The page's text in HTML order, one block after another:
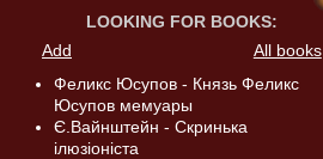
LOOKING FOR BOOKS:
Add
All books
Феликс Юсупов - Князь Феликс
Юсупов мемуары
Є.Вайнштейн - Скринька
ілюзіоніста